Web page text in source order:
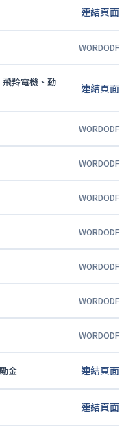
連結頁面
WORDODF
羚電機、勤
連結頁面
WORDODF
WORDODF
WORDODF
WORDODF
WORDODF
WORDODF
WORDODF
金 連結頁面
連結頁面